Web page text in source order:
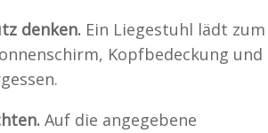
denken. Ein Liegestuhl lädt zum
Kopfbedeckung und
Auf die angegebene